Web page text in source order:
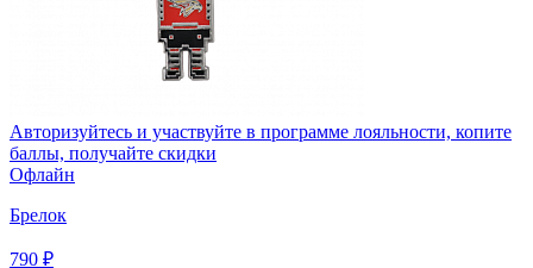
Авторизуйтесь и участвуйте в программе лояльности, копите
баллы, получайте скидки
Офлайн
Брелок
790 ₽